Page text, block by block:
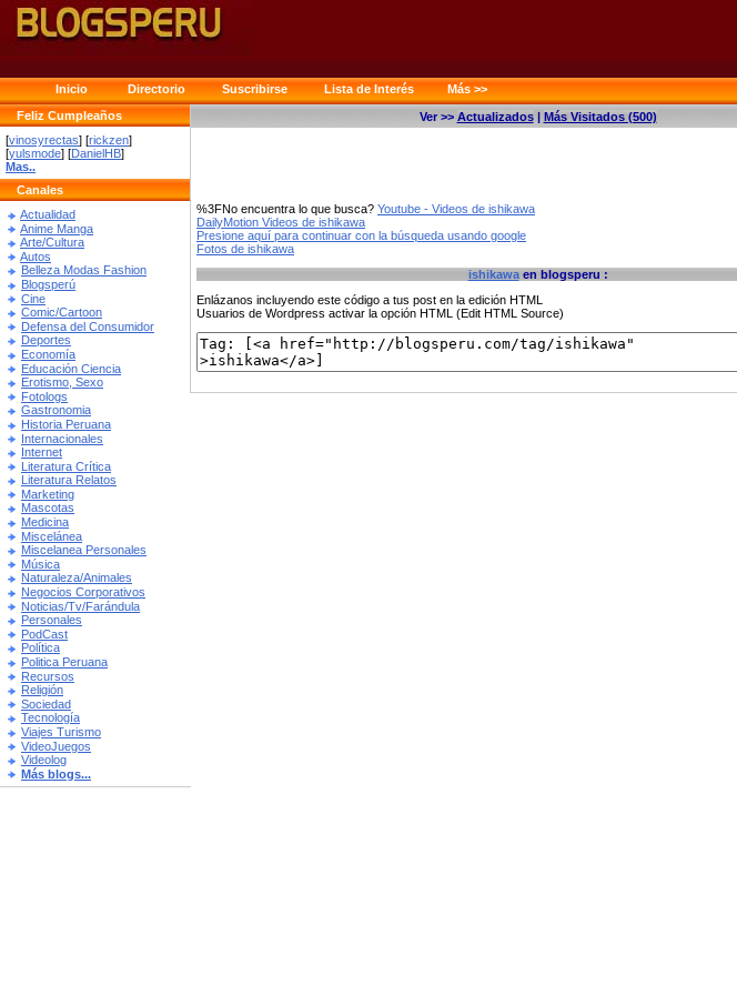
Inicio Directorio Suscribirse Lista de Interés
Más >>
Feliz Cumpleaños
[vinosyrectas] [rickzen]
[yulsmode] [DanielHB]
Mas..
Canales
Actualidad
Anime Manga
Arte/Cultura
Autos
Belleza Modas Fashion
Blogsperú
Cine
Comic/Cartoon
Defensa del Consumidor
Deportes
Economía
Educación Ciencia
Erotismo, Sexo
Fotologs
Gastronomia
Historia Peruana
Internacionales
Internet
Literatura Crítica
Literatura Relatos
Marketing
Mascotas
Medicina
Miscelánea
Miscelanea Personales
Música
Naturaleza/Animales
Negocios Corporativos
Noticias/Tv/Farándula
Personales
PodCast
Política
Politica Peruana
Recursos
Religión
Sociedad
Tecnología
Viajes Turismo
VideoJuegos
Videolog
Más blogs...
Ver >> Actualizados| Más Visitados (500)
%3FNo encuentra lo que busca? Youtube - Videos de ishikawa
DailyMotion Videos de ishikawa
Presione aquí para continuar con la búsqueda usando google
Fotos de ishikawa
ishikawaen blogsperu :
Enlázanos incluyendo este código a tus post en la edición HTML
Usuarios de Wordpress activar la opción HTML (Edit HTML Source)